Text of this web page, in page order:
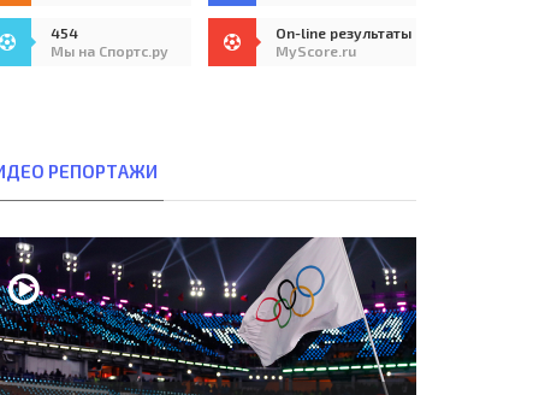
454
Мы на Спортс.ру
On-line результаты
MyScore.ru
РЕПОРТАЖИ